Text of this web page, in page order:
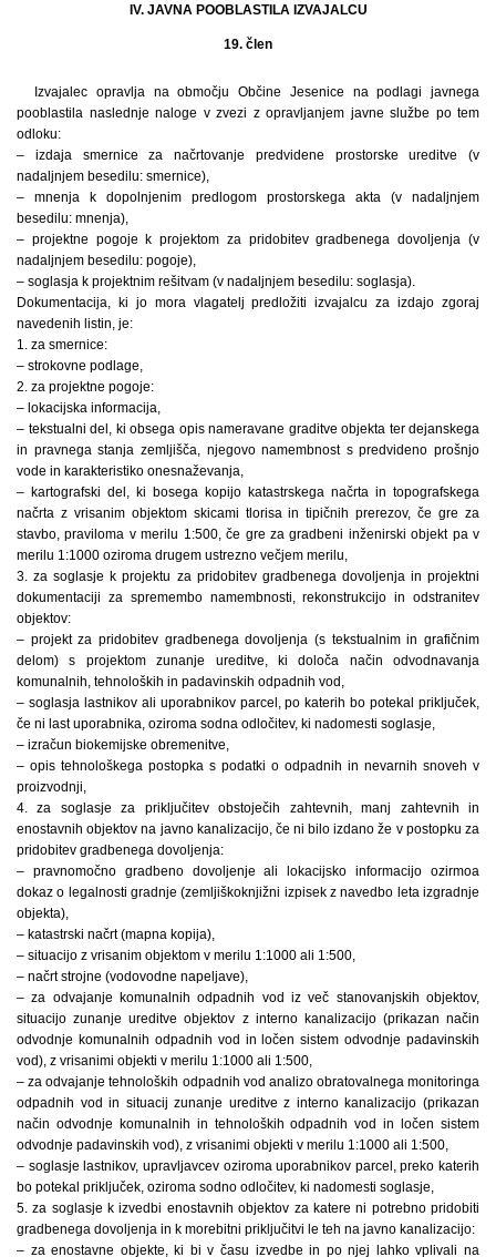
IV. JAVNA POOBLASTILA IZVAJALCU
19. člen
Izvajalec opravlja na območju Občine Jesenice na podlagi javnega
pooblastila naslednje naloge v zvezi z opravljanjem javne službe po tem
odloku:
– izdaja smernice za načrtovanje predvidene prostorske ureditve (v
nadaljnjem besedilu: smernice),
– mnenja k dopolnjenim predlogom prostorskega akta (v nadaljnjem
besedilu: mnenja),
– projektne pogoje k projektom za pridobitev gradbenega dovoljenja (v
nadaljnjem besedilu: pogoje),
– soglasja k projektnim rešitvam (v nadaljnjem besedilu: soglasja).
Dokumentacija, ki jo mora vlagatelj predložiti izvajalcu za izdajo zgoraj
navedenih listin, je:
1. za smernice:
– strokovne podlage,
2. za projektne pogoje:
– lokacijska informacija,
– tekstualni del, ki obsega opis nameravane graditve objekta ter dejanskega
in pravnega stanja zemljišča, njegovo namembnost s predvideno prošnjo
vode in karakteristiko onesnaževanja,
– kartografski del, ki bosega kopijo katastrskega načrta in topografskega
načrta z vrisanim objektom skicami tlorisa in tipičnih prerezov, če gre za
stavbo, praviloma v merilu 1:500, če gre za gradbeni inženirski objekt pa v
merilu 1:1000 oziroma drugem ustrezno večjem merilu,
3. za soglasje k projektu za pridobitev gradbenega dovoljenja in projektni
dokumentaciji za spremembo namembnosti, rekonstrukcijo in odstranitev
objektov:
– projekt za pridobitev gradbenega dovoljenja (s tekstualnim in grafičnim
delom) s projektom zunanje ureditve, ki določa način odvodnavanja
komunalnih, tehnoloških in padavinskih odpadnih vod,
– soglasja lastnikov ali uporabnikov parcel, po katerih bo potekal priključek,
če ni last uporabnika, oziroma sodna odločitev, ki nadomesti soglasje,
– izračun biokemijske obremenitve,
– opis tehnološkega postopka s podatki o odpadnih in nevarnih snoveh v
proizvodnji,
4. za soglasje za priključitev obstoječih zahtevnih, manj zahtevnih in
enostavnih objektov na javno kanalizacijo, če ni bilo izdano že v postopku za
pridobitev gradbenega dovoljenja:
– pravnomočno gradbeno dovoljenje ali lokacijsko informacijo ozirmoa
dokaz o legalnosti gradnje (zemljiškoknjižni izpisek z navedbo leta izgradnje
objekta),
– katastrski načrt (mapna kopija),
– situacijo z vrisanim objektom v merilu 1:1000 ali 1:500,
– načrt strojne (vodovodne napeljave),
– za odvajanje komunalnih odpadnih vod iz več stanovanjskih objektov,
situacijo zunanje ureditve objektov z interno kanalizacijo (prikazan način
odvodnje komunalnih odpadnih vod in ločen sistem odvodnje padavinskih
vod), z vrisanimi objekti v merilu 1:1000 ali 1:500,
– za odvajanje tehnoloških odpadnih vod analizo obratovalnega monitoringa
odpadnih vod in situacij zunanje ureditve z interno kanalizacijo (prikazan
način odvodnje komunalnih in tehnoloških odpadnih vod in ločen sistem
odvodnje padavinskih vod), z vrisanimi objekti v merilu 1:1000 ali 1:500,
– soglasje lastnikov, upravljavcev oziroma uporabnikov parcel, preko katerih
bo potekal priključek, oziroma sodno odločitev, ki nadomesti soglasje,
5. za soglasje k izvedbi enostavnih objektov za katere ni potrebno pridobiti
gradbenega dovoljenja in k morebitni priključitvi le teh na javno kanalizacijo:
– za enostavne objekte, ki bi v času izvedbe in po njej lahko vplivali na